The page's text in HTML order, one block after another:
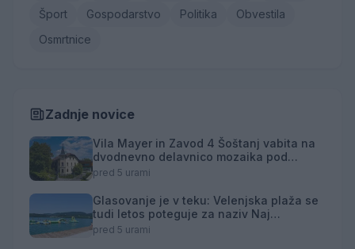
Šport
Gospodarstvo Politika
Obvestila
Osmrtnice
Zadnje novice
Vila Mayer in Zavod 4 Šoštanj vabita na
dvodnevno delavnico mozaika pod
mentorstvom Mojce Marije Černivšek
pred 5 urami
Glasovanje je v teku: Velenjska plaža se
tudi letos poteguje za naziv Naj
kopališče
pred 5 urami